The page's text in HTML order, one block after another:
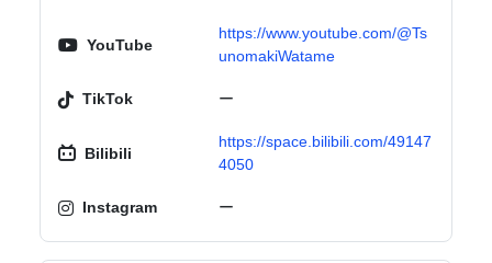
YouTube
https://www.youtube.com/@Ts
unomakiWatame
TikTok ー
Bilibili
https://space.bilibili.com/49147
4050
Instagram ー